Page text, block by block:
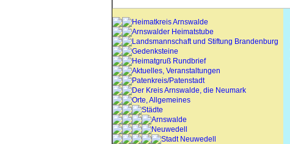
Heimatkreis Arnswalde
Arnswalder Heimatstube
Landsmannschaft und Stiftung Brandenburg
Gedenksteine
Heimatgruß Rundbrief
Aktuelles, Veranstaltungen
Patenkreis/Patenstadt
Der Kreis Arnswalde, die Neumark
Orte, Allgemeines
Städte
Arnswalde
Neuwedell
Stadt Neuwedell